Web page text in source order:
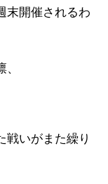
末開催されるわ
戦いがまた繰り